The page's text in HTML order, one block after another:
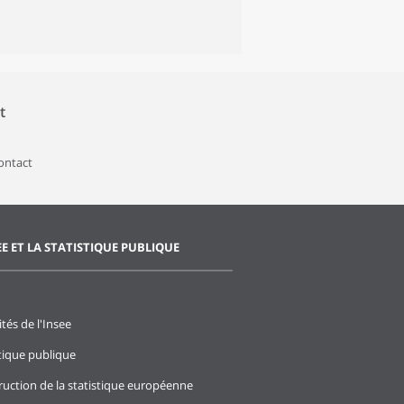
ET LA STATISTIQUE PUBLIQUE
de l'Insee
publique
de la statistique européenne